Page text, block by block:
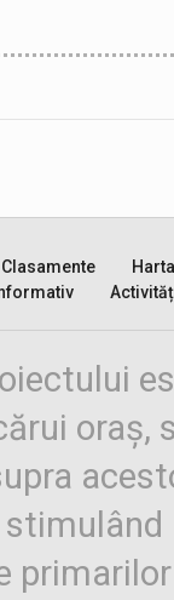
Clasamente
Harta
oraș,